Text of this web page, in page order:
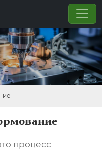
процесс